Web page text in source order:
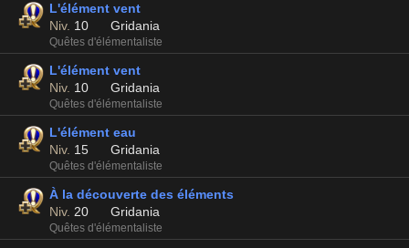
L'élément vent
Niv. 10 Gridania
Quêtes d'élémentaliste
L'élément vent
Niv. 10 Gridania
Quêtes d'élémentaliste
L'élément eau
Niv. 15 Gridania
Quêtes d'élémentaliste
À la découverte des éléments
Niv. 20 Gridania
Quêtes d'élémentaliste